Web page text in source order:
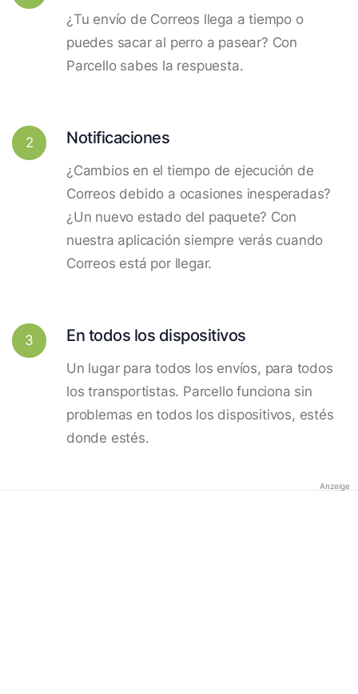
¿Tu envío de Correos llega a tiempo o
puedes sacar al perro a pasear? Con
Parcello sabes la respuesta.
2 Notificaciones
¿Cambios en el tiempo de ejecución de
Correos debido a ocasiones inesperadas?
¿Un nuevo estado del paquete? Con
nuestra aplicación siempre verás cuando
Correos está por llegar.
3 En todos los dispositivos
Un lugar para todos los envíos, para todos
los transportistas. Parcello funciona sin
problemas en todos los dispositivos, estés
donde estés.
Anzeige